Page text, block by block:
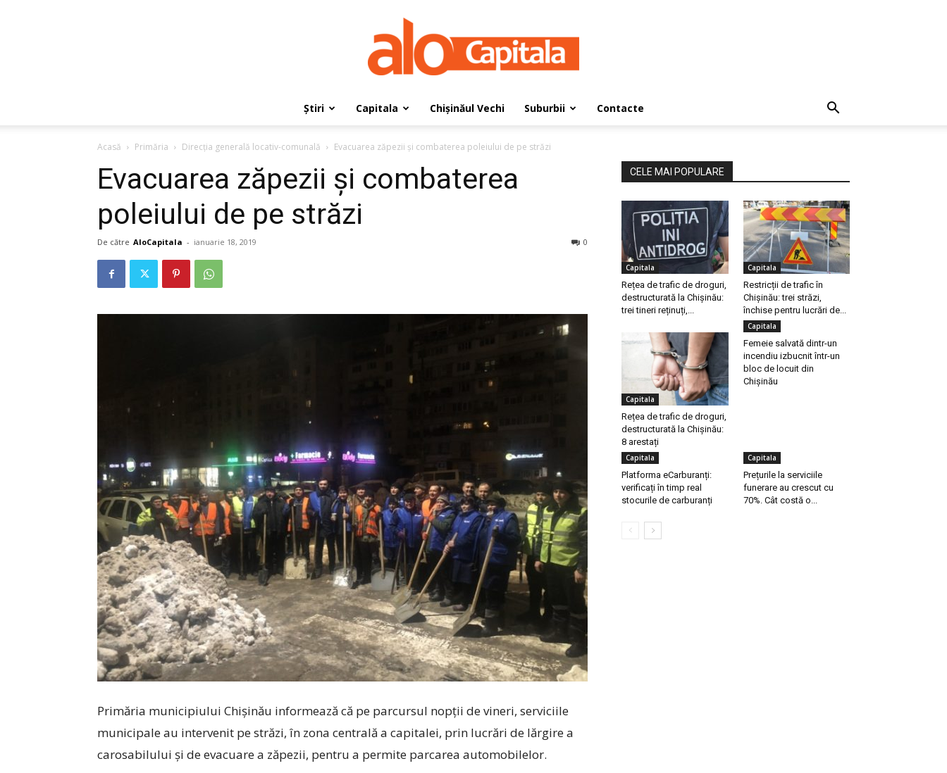
Știri Capitala Chișinăul Vechi Suburbii Contacte
Acasă Primăria Direcţia generală locativ-comunală Evacuarea zăpezii și combaterea poleiului de pe străzi
Evacuarea zăpezii și combaterea
poleiului de pe străzi
De către AloCapitala - ianuarie 18, 2019 0
Primăria municipiului Chișinău informează că pe parcursul nopții de vineri, serviciile
municipale au intervenit pe străzi, în zona centrală a capitalei, prin lucrări de lărgire a
carosabilului și de evacuare a zăpezii, pentru a permite parcarea automobilelor.
CELE MAI POPULARE
Capitala
Rețea de trafic de droguri,
destructurată la Chișinău:
trei tineri reținuți,...
Capitala
Restricții de trafic în
Chișinău: trei străzi,
închise pentru lucrări de...
Capitala
Rețea de trafic de droguri,
destructurată la Chișinău:
8 arestați
Capitala
Femeie salvată dintr-un
incendiu izbucnit într-un
bloc de locuit din
Chișinău
Capitala
Platforma eCarburanți:
verificați în timp real
stocurile de carburanți
Capitala
Prețurile la serviciile
funerare au crescut cu
70%. Cât costă o...